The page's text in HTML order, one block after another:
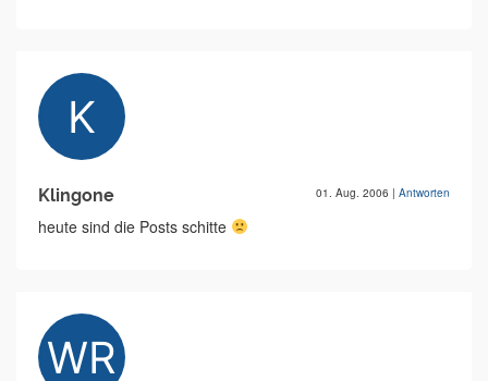
Klingone 01. Aug. 2006 | Antworten
heute sind die Posts schitte